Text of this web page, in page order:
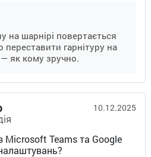
на шарнірі повертається
переставити гарнітуру на
як кому зручно.
10.12.2025
Microsoft Teams та Google